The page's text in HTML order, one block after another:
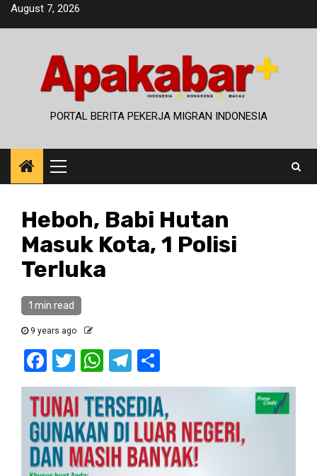
SkipAugust 7, 2026
PORTAL BERITA PEKERJA MIGRAN INDONESIA
Primary
Menu
Heboh, Babi Hutan
Masuk Kota, 1 Polisi
Terluka
1 min read
9 years ago
Facebook
Twitter
WhatsApp
Telegram